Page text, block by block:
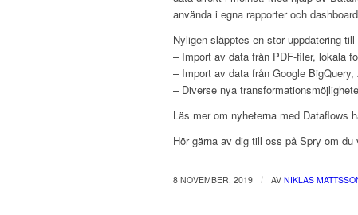
använda i egna rapporter och
Nyligen släpptes en stor uppdatering
– Import av data från PDF-filer, lokala
– Import av data från Google
– Diverse nya
Läs mer om nyheterna med Dataflows
Hör gärna av dig till oss på Spry om du
8 NOVEMBER, 2019 / AV NIKLAS